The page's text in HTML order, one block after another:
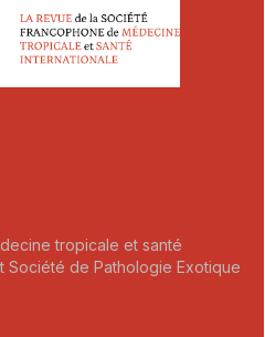
tropicale et santé
Société de Pathologie Exotique